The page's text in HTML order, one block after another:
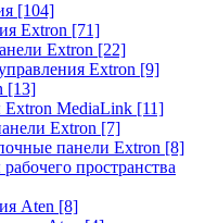
[104]
Extron [71]
Extron [22]
Extron [9]
[13]
Extron MediaLink [11]
Extron [7]
панели Extron [8]
пространства
Aten [8]